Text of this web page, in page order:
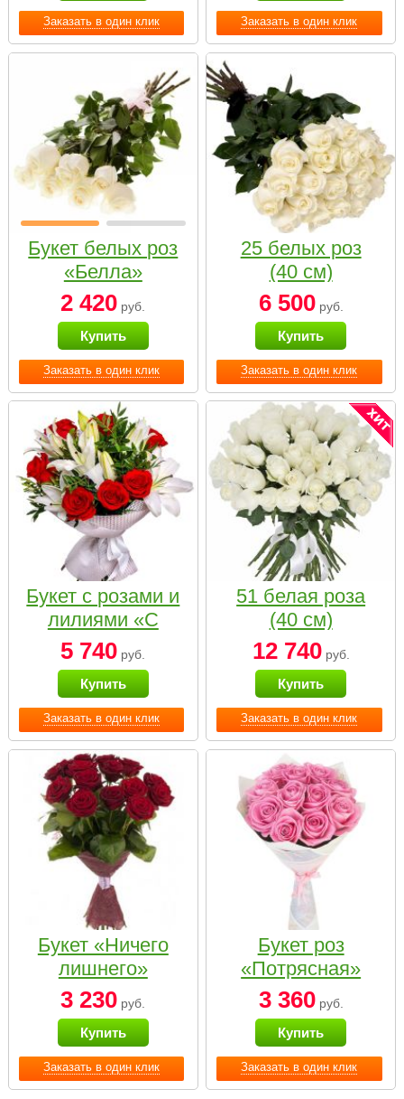
Заказать в один клик Заказать в один клик
Заказать в один клик
Букет белых роз
«Белла»
2 420 руб.
Купить
Заказать в один клик
25 белых роз
(40 см)
6 500руб.
Купить
Заказать в один клик
Букет с розами и
лилиями «С
наилучшими
пожеланиями»
5 740 руб.
Купить
Заказать в один клик
51 белая роза
(40 см)
12 740руб.
Купить
Заказать в один клик
Букет «Ничего
лишнего»
3 230 руб.
Купить
Заказать в один клик
Букет роз
«Потрясная»
3 360руб.
Купить